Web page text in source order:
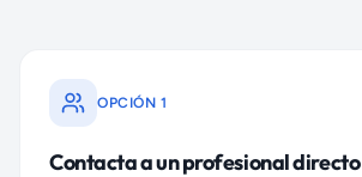
OPCIÓN 1
Contacta a un profesional directo